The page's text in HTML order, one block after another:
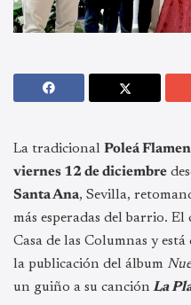
La tradicional Poleá
viernes 12 de diciembre
Santa Ana, Sevilla,
más esperadas del barrio.
Casa de las Columnas y
la publicación del álbum
un guiño a su canciónLa